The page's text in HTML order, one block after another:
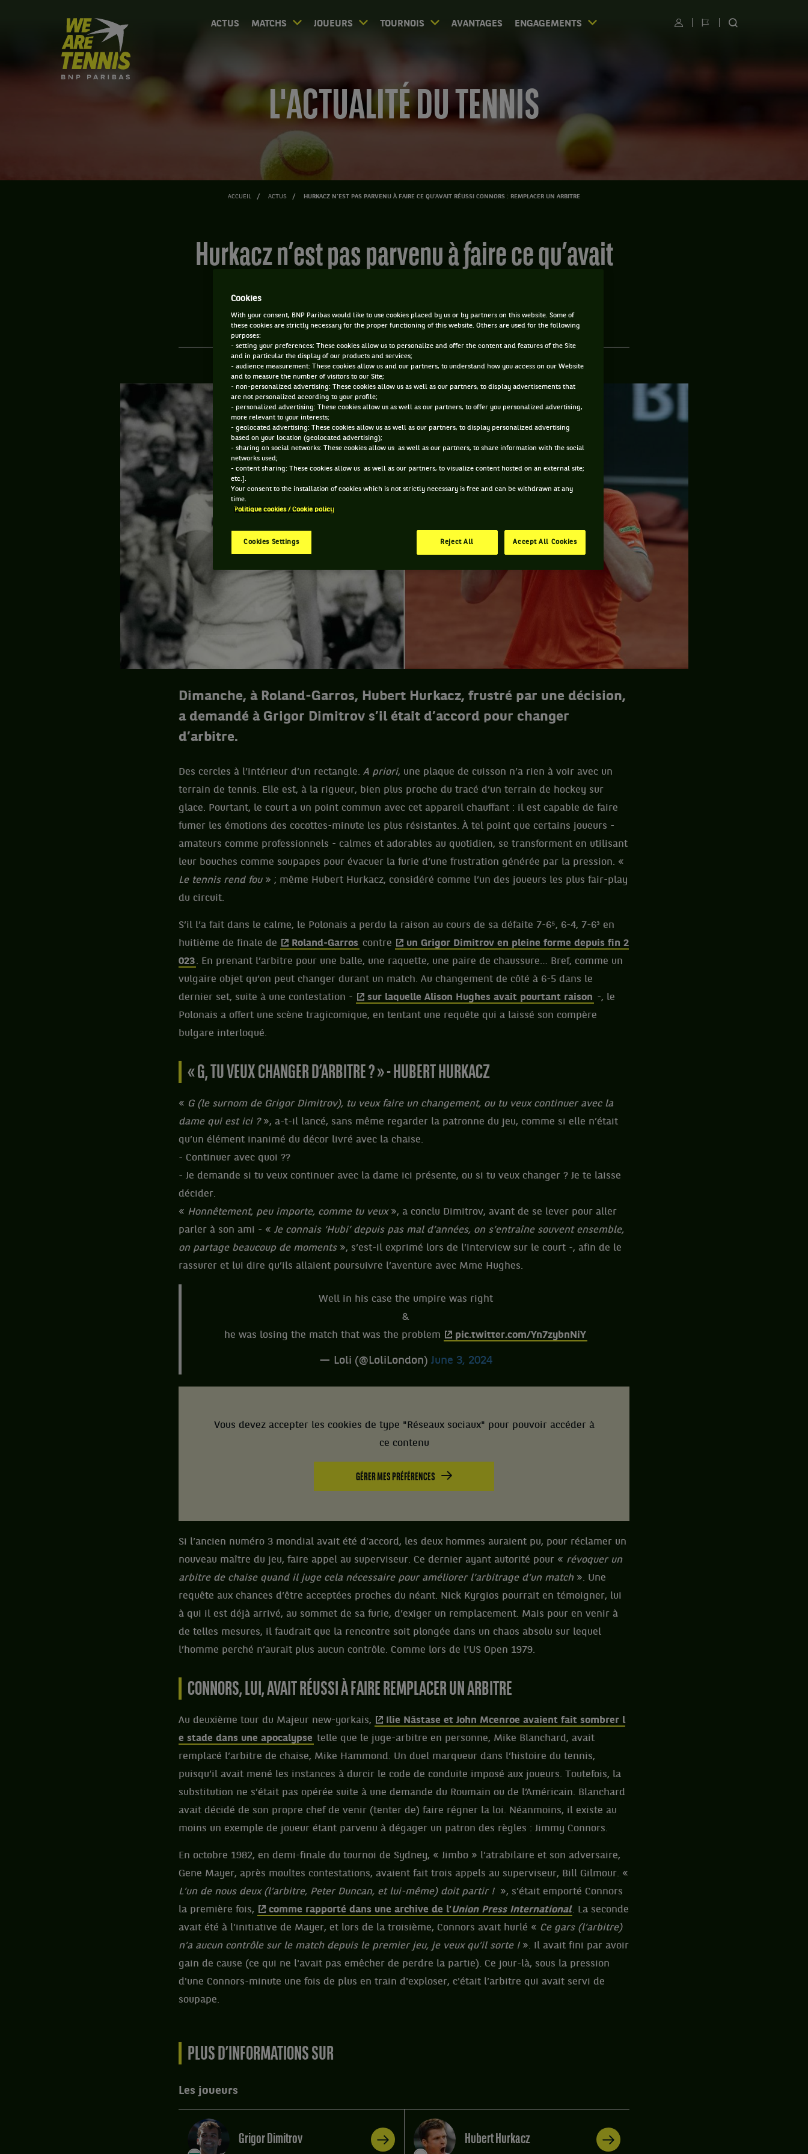
We
are
Tennis
by
BNP
ACTUS MATCHS JOUEURS TOURNOIS AVANTAGES ENGAGEMENTS UtilisateurChangerRECHERCHER
L'ACTUALITÉ DU TENNIS
ACCUEIL ACTUS HURKACZ N’EST PAS PARVENU À FAIRE CE QU’AVAIT RÉUSSI CONNORS : REMPLACER UN ARBITRE
Hurkacz n’est pas parvenu à faire ce qu’avait
réussi Connors : remplacer un arbitre
3 JUIN 2024, 18:52:09|PARMATHIEU CANAC
Dimanche, à Roland-Garros, Hubert Hurkacz, frustré par une décision,
a demandé à Grigor Dimitrov s’il était d’accord pour changer
d’arbitre.
Des cercles à l’intérieur d’un rectangle. A priori, une plaque de cuisson n’a rien à voir avec un
terrain de tennis. Elle est, à la rigueur, bien plus proche du tracé d’un terrain de hockey sur
glace. Pourtant, le court a un point commun avec cet appareil chauffant : il est capable de faire
fumer les émotions des cocottes-minute les plus résistantes. À tel point que certains joueurs -
amateurs comme professionnels - calmes et adorables au quotidien, se transforment en utilisant
leur bouches comme soupapes pour évacuer la furie d’une frustration générée par la pression. «
Le tennis rend fou» ; même Hubert Hurkacz, considéré comme l’un des joueurs les plus fair-play
du circuit.
S’il l’a fait dans le calme, le Polonais a perdu la raison au cours de sa défaite 7-6⁵, 6-4, 7-6³ en
huitième de finale de
Roland-Garros contre
un Grigor Dimitrov en pleine forme depuis fin 2
023. En prenant l’arbitre pour une balle, une raquette, une paire de chaussure… Bref, comme un
vulgaire objet qu’on peut changer durant un match. Au changement de côté à 6-5 dans le
dernier set, suite à une contestation -
sur laquelle Alison Hughes avait pourtant raison -, le
Polonais a offert une scène tragicomique, en tentant une requête qui a laissé son compère
bulgare interloqué.
« G, TU VEUX CHANGER D’ARBITRE ? » - HUBERT HURKACZ
« G (le surnom de Grigor Dimitrov), tu veux faire un changement, ou tu veux continuer avec la
dame qui est ici ? », a-t-il lancé, sans même regarder la patronne du jeu, comme si elle n’était
qu’un élément inanimé du décor livré avec la chaise.
- Continuer avec quoi ??
- Je demande si tu veux continuer avec la dame ici présente, ou si tu veux changer ? Je te laisse
décider.
« Honnêtement, peu importe, comme tu veux», a conclu Dimitrov, avant de se lever pour aller
parler à son ami - « Je connais ‘Hubi’ depuis pas mal d’années, on s’entraîne souvent ensemble,
on partage beaucoup de moments», s’est-il exprimé lors de l’interview sur le court -, afin de le
rassurer et lui dire qu’ils allaient poursuivre l’aventure avec Mme Hughes.
Well in his case the umpire was right
&
he was losing the match that was the problem
pic.twitter.com/Yn7zybnNiY
— Loli (@LoliLondon) June 3, 2024
Vous devez accepter les cookies de type "Réseaux sociaux" pour pouvoir accéder à
ce contenu
GÉRER MES PRÉFÉRENCES
Si l’ancien numéro 3 mondial avait été d’accord, les deux hommes auraient pu, pour réclamer un
nouveau maître du jeu, faire appel au superviseur. Ce dernier ayant autorité pour « révoquer un
arbitre de chaise quand il juge cela nécessaire pour améliorer l’arbitrage d’un match». Une
requête aux chances d’être acceptées proches du néant. Nick Kyrgios pourrait en témoigner, lui
à qui il est déjà arrivé, au sommet de sa furie, d’exiger un remplacement. Mais pour en venir à
de telles mesures, il faudrait que la rencontre soit plongée dans un chaos absolu sur lequel
l’homme perché n’aurait plus aucun contrôle. Comme lors de l’US Open 1979.
CONNORS, LUI, AVAIT RÉUSSI À FAIRE REMPLACER UN ARBITRE
Au deuxième tour du Majeur new-yorkais,
Ilie Năstase et John Mcenroe avaient fait sombrer l
e stade dans une apocalypse telle que le juge-arbitre en personne, Mike Blanchard, avait
remplacé l’arbitre de chaise, Mike Hammond. Un duel marqueur dans l’histoire du tennis,
puisqu’il avait mené les instances à durcir le code de conduite imposé aux joueurs. Toutefois, la
substitution ne s’était pas opérée suite à une demande du Roumain ou de l’Américain. Blanchard
avait décidé de son propre chef de venir (tenter de) faire régner la loi. Néanmoins, il existe au
moins un exemple de joueur étant parvenu à dégager un patron des règles : Jimmy Connors.
En octobre 1982, en demi-finale du tournoi de Sydney, « Jimbo » l’atrabilaire et son adversaire,
Gene Mayer, après moultes contestations, avaient fait trois appels au superviseur, Bill Gilmour. «
L’un de nous deux (l’arbitre, Peter Duncan, et lui-même) doit partir !», s’était emporté Connors
la première fois,
comme rapporté dans une archive de l’Union Press International. La seconde
avait été à l’initiative de Mayer, et lors de la troisième, Connors avait hurlé « Ce gars (l’arbitre)
n’a aucun contrôle sur le match depuis le premier jeu, je veux qu’il sorte !». Il avait fini par avoir
gain de cause (ce qui ne l'avait pas emêcher de perdre la partie). Ce jour-là, sous la pression
d'une Connors-minute une fois de plus en train d'exploser, c'était l’arbitre qui avait servi de
soupape.
PLUS D’INFORMATIONS SUR
Les joueurs
Grigor Dimitrov Hubert Hurkacz
Cookies
With your consent, BNP Paribas would like to use cookies placed by us or by partners on this website. Some of
these cookies are strictly necessary for the proper functioning of this website. Others are used for the following
purposes:
- setting your preferences: These cookies allow us to personalize and offer the content and features of the Site
and in particular the display of our products and services;
- audience measurement: These cookies allow us and our partners, to understand how you access on our Website
and to measure the number of visitors to our Site;
- non-personalized advertising: These cookies allow us as well as our partners, to display advertisements that
are not personalized according to your profile;
- personalized advertising: These cookies allow us as well as our partners, to offer you personalized advertising,
more relevant to your interests;
- geolocated advertising: These cookies allow us as well as our partners, to display personalized advertising
based on your location (geolocated advertising);
- sharing on social networks: These cookies allow us as well as our partners, to share information with the social
networks used;
- content sharing: These cookies allow us as well as our partners, to visualize content hosted on an external site;
etc.].
Your consent to the installation of cookies which is not strictly necessary is free and can be withdrawn at any
time.
Politique cookies / Cookie policy
Cookies Settings Reject All Accept All Cookies